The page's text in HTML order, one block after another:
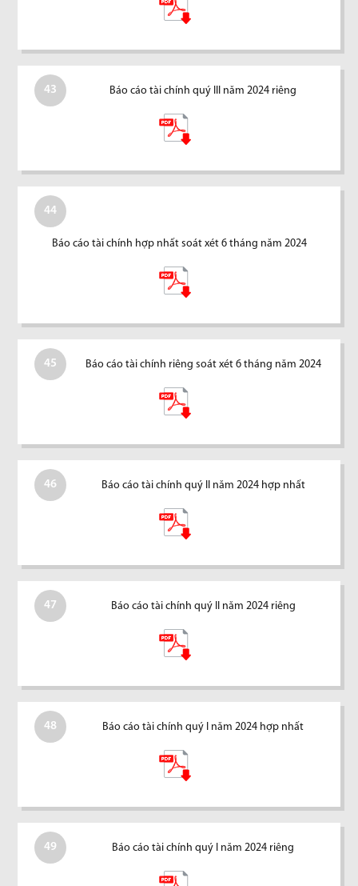
43 Báo cáo tài chính quý III năm 2024 riêng
44
Báo cáo tài chính hợp nhất soát xét 6 tháng năm 2024
45 Báo cáo tài chính riêng soát xét 6 tháng năm 2024
46 Báo cáo tài chính quý II năm 2024 hợp nhất
47 Báo cáo tài chính quý II năm 2024 riêng
48 Báo cáo tài chính quý I năm 2024 hợp nhất
49 Báo cáo tài chính quý I năm 2024 riêng